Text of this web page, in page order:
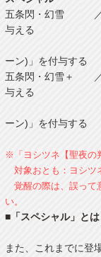
五条閃・幻雪 ／相
与える
かつ、自身に
ーン)」を付与する
五条閃・幻雪＋ ／
与える
かつ、自身に
ーン)」を付与する
※「ヨシツネ【聖夜の
対象おとも：ヨシツ
覚醒の際は、誤って
い。
■「スペシャル」とは
また、これまでに登